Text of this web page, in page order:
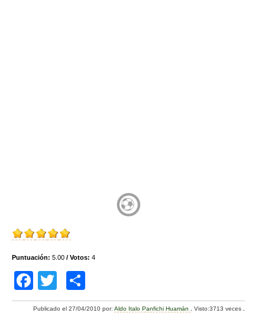
Puntuación: 5.00 / Votos: 4
F
a
wi o
Publicado el27/04/2010 por:Aldo Italo Panfichi Huamán. Visto:3713 veces.